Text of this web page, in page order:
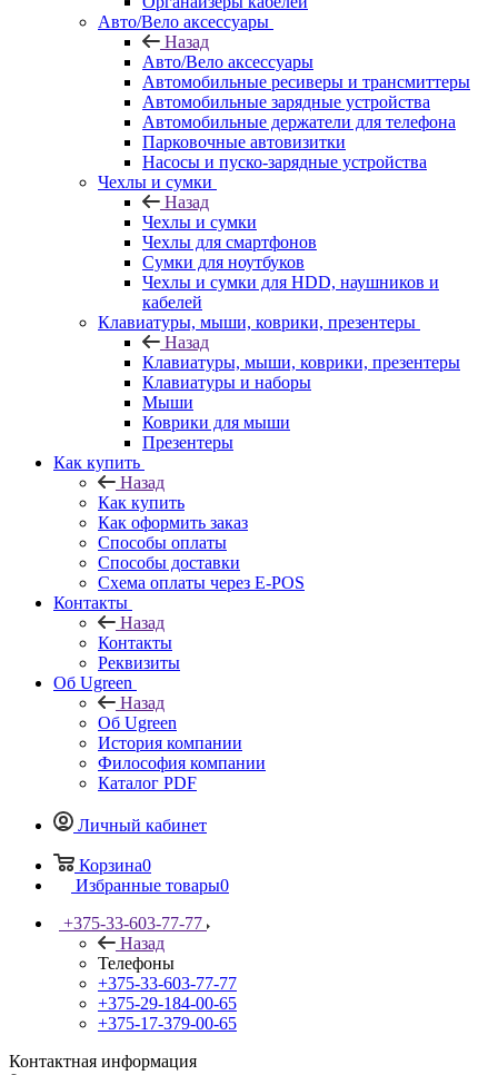
Авто/Вело аксессуары
Назад
Авто/Вело аксессуары
Автомобильные ресиверы и трансмиттеры
Автомобильные зарядные устройства
Автомобильные держатели для телефона
Парковочные автовизитки
Насосы и пуско-зарядные устройства
Чехлы и сумки
Назад
Чехлы и сумки
Чехлы для смартфонов
Сумки для ноутбуков
Чехлы и сумки для HDD, наушников и
кабелей
Клавиатуры, мыши, коврики, презентеры
Назад
Клавиатуры, мыши, коврики, презентеры
Клавиатуры и наборы
Мыши
Коврики для мыши
Презентеры
Как купить
Назад
Как купить
Как оформить заказ
Способы оплаты
Способы доставки
Схема оплаты через E-POS
Контакты
Назад
Контакты
Реквизиты
Об Ugreen
Назад
Об Ugreen
История компании
Философия компании
Каталог PDF
Личный кабинет
Корзина0
Избранные товары0
+375-33-603-77-77
Назад
Телефоны
+375-33-603-77-77
+375-29-184-00-65
+375-17-379-00-65
Контактная информация